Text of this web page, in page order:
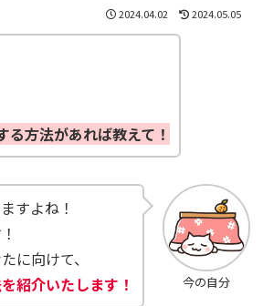
2024.04.02 2024.05.05
方法があれば教えて！
今の自分
すよね！
に向けて、
紹介いたします！